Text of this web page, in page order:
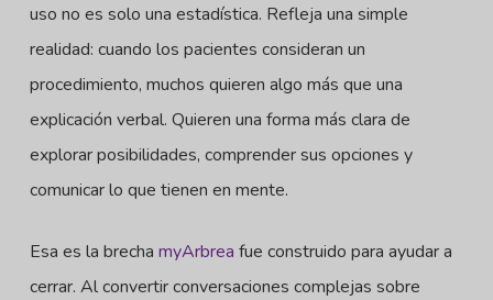
uso no es solo una estadística. Refleja una simple
realidad: cuando los pacientes consideran un
procedimiento, muchos quieren algo más que una
explicación verbal. Quieren una forma más clara de
explorar posibilidades, comprender sus opciones y
comunicar lo que tienen en mente.
Esa es la brecha myArbrea fue construido para ayudar a
cerrar. Al convertir conversaciones complejas sobre